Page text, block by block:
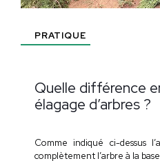
PRATIQUE
Quelle différence
élagage d’arbres ?
Comme indiqué ci-dessus
complètement l’arbre à la